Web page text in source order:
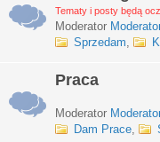
Tematy i posty będą
Moderator
Sprzedam,
Praca
Moderator
Dam Prace,